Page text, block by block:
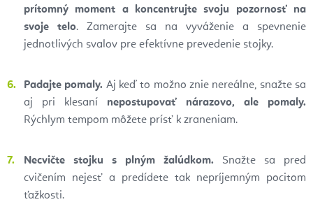
prítomný moment a koncentrujte svoju pozornosť na
svoje telo. Zamerajte sa na vyváženie a spevnenie
jednotlivých svalov pre efektívne prevedenie stojky.
Padajte pomaly. Aj keď to možno znie nereálne, snažte sa
aj pri klesaní nepostupovať nárazovo, ale pomaly.
Rýchlym tempom môžete prísť k zraneniam.
Necvičte stojku s plným žalúdkom. Snažte sa pred
cvičením nejesť a predídete tak nepríjemným pocitom
ťažkosti.